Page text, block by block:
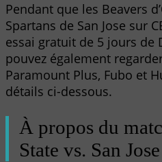
Pendant que les Beavers
Spartans de San Jose sur
essai gratuit de 5 jours de
pouvez également
Paramount Plus, Fubo et
détails ci-dessous.
À propos du
State vs. San